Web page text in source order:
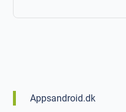
Appsandroid.dk